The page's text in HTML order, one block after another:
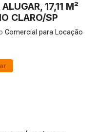
17,11 M²
CLARO/SP
Comercial para Locação